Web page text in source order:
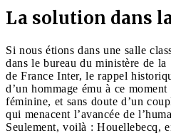
La solution dans
Si nous étions dans une salle
dans le bureau du ministère de la
de France Inter, le rappel
d’un hommage ému à ce
féminine, et sans doute d’un
qui menacent l’avancée de
Seulement, voilà : Houellebecq,